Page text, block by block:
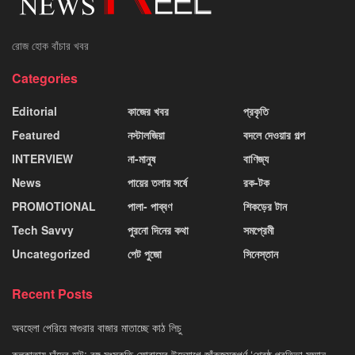
রোজ হোক বাঁচার খবর
Categories
Editorial
Featured
INTERVIEW
News
PROMOTIONAL
Tech Savvy
Uncategorized
কাজের খবর
নস্টালজিয়া
না-মানুষ
পায়ের তলায় সর্ষে
পালা- পাব্বণ
পুরনো দিনের কথা
পেট পুজো
প্রকৃতি
বদলে দেওয়ার গল্প
বাণিজ্য
রক-টক
শিকড়ের টান
সমপ্রেমী
সিনেস্তান
Recent Posts
অবহেলা পেরিয়ে মাগুরার বাজার মাতাচ্ছে কাঠ লিচু